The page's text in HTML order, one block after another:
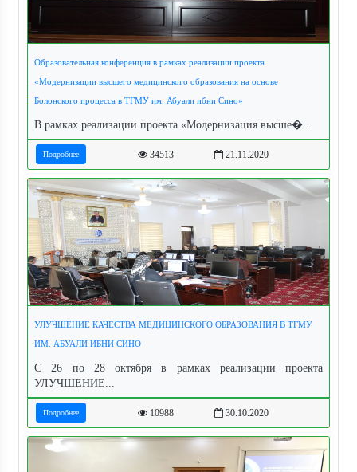
Образовательная конференция в рамках реализации проекта
«Модернизации высшего медицинского образования на основе
Болонского процесса в ТГМУ им. Абуали ибни Сино»
В рамках реализации проекта «Модернизация высше�...
Подробнее 34513 21.11.2020
УЛУЧШЕНИЕ КАЧЕСТВА МЕДИЦИНСКОГО ОБРАЗОВАНИЯ В ТГМУ
ИМ. АБУАЛИ ИБНИ СИНО
С 26 по 28 октября в рамках реализации проекта
УЛУЧШЕНИЕ...
Подробнее 10988 30.10.2020